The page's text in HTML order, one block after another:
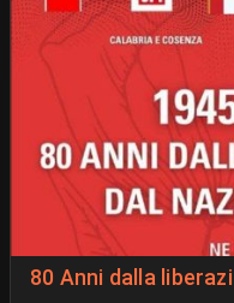
80 Anni dalla